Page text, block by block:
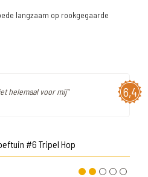
langzaam op rookgegaarde
6,4
helemaal voor mij"
#6 Tripel Hop